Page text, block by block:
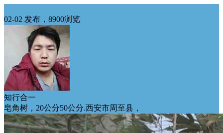
02-02 发布，8900浏览
知行合一
皂角树，20公分50公分.西安市周至县，